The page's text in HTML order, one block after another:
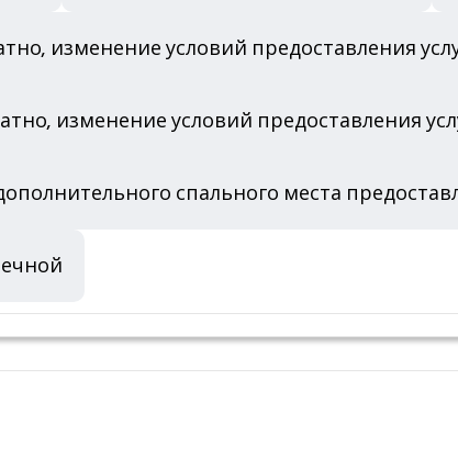
изменение условий предоставления
изменение условий предоставления
спального места